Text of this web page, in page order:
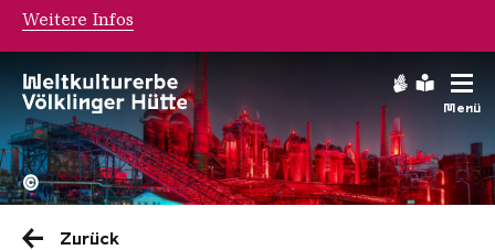
Menü
Hochofengruppe in Rot
Copyright:
©
Zurück
Weitere Infos